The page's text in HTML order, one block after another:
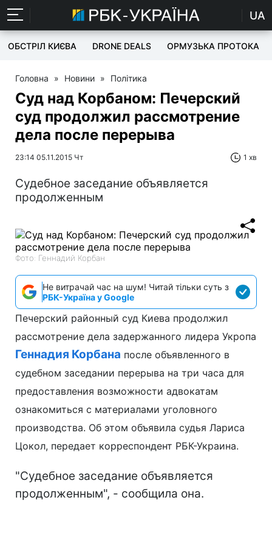
UA
ОБСТРІЛ КИЄВА DRONE DEALS ОРМУЗЬКА ПРОТОКА
Головна » Новини » Політика
Суд над Корбаном: Печерский
суд продолжил рассмотрение
дела после перерыва
23:14 05.11.2015 Чт 1 хв
Судебное заседание объявляется
продолженным
Фото: Геннадий Корбан
Не витрачай час на шум! Читай тільки суть з
РБК-Україна у Google
Печерский районный суд Киева продолжил
рассмотрение дела задержанного лидера Укропа
Геннадия Корбана после объявленного в
судебном заседании перерыва на три часа для
предоставления возможности адвокатам
ознакомиться с материалами уголовного
производства. Об этом объявила судья Лариса
Цокол, передает корреспондент РБК-Украина.
"Судебное заседание объявляется
продолженным", - сообщила она.